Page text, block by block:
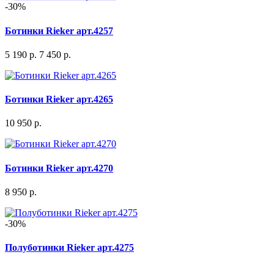
-30%
Ботинки Rieker арт.4257
5 190 р. 7 450 р.
Ботинки Rieker арт.4265
10 950 р.
Ботинки Rieker арт.4270
8 950 р.
-30%
Полуботинки Rieker арт.4275